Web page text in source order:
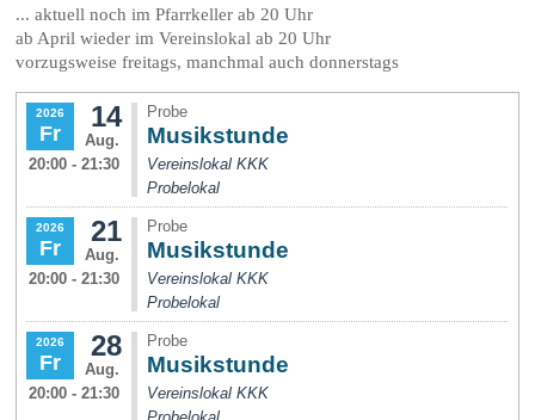
... aktuell noch im Pfarrkeller ab 20 Uhr
ab April wieder im Vereinslokal ab 20 Uhr
vorzugsweise freitags, manchmal auch donnerstags